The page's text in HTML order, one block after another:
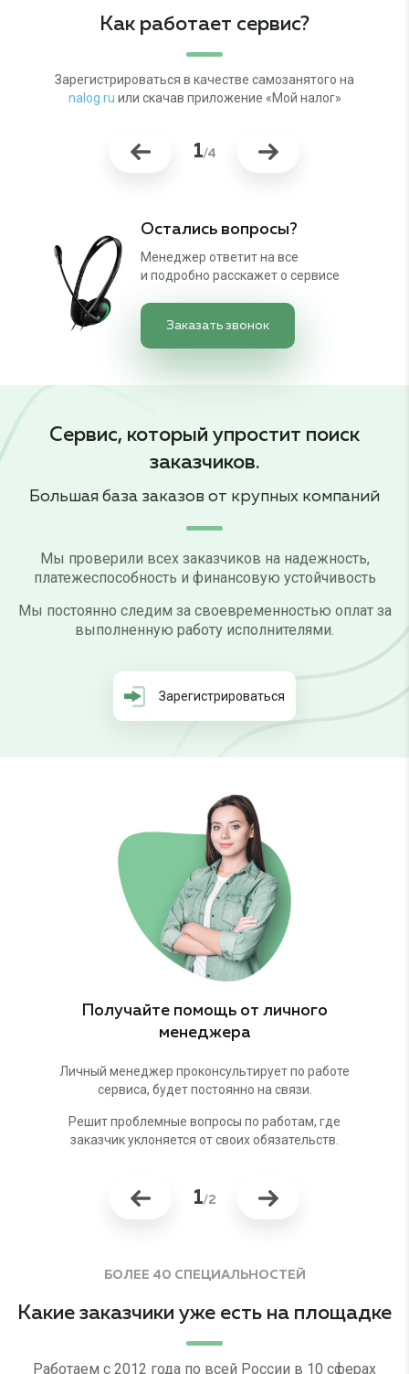
Как работает сервис?
Зарегистрироваться в качестве самозанятого на
nalog.ru или скачав приложение «Мой налог»
1/4
Остались вопросы?
Менеджер ответит на все
и подробно расскажет о сервисе
Заказать звонок
Сервис, который упростит поиск
заказчиков.
Большая база заказов от крупных компаний
Мы проверили всех заказчиков на надежность,
платежеспособность и финансовую устойчивость
Мы постоянно следим за своевременностью оплат за
выполненную работу исполнителями.
Зарегистрироваться
Получайте помощь от личного
менеджера
Личный менеджер проконсультируетпо работе
сервиса, будет постоянно на связи.
Решит проблемные вопросы по работам, где
заказчик уклоняется от своих обязательств.
1/2
БОЛЕЕ 40 СПЕЦИАЛЬНОСТЕЙ
Какие заказчики уже есть на площадке
Работаем с 2012 года по всей России в 10 сферах